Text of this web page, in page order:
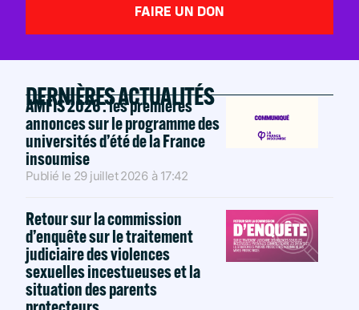
FAIRE UN DON
DERNIÈRES ACTUALITÉS
AMFIS 2026 : les premières
annonces sur le programme des
universités d’été de la France
insoumise
Publié le 29 juillet 2026 à 17:42
Retour sur la commission
d’enquête sur le traitement
judiciaire des violences
sexuelles incestueuses et la
situation des parents